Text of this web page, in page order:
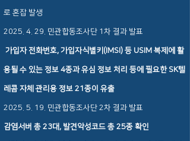
로 혼잡 발생
2025. 4. 29 . 민관합동조사단 1차 결과 발표
가입자 전화번호, 가입자식별키(IMSI) 등 USIM 복제에 활
용될 수 있는 정보 4종과 유심 정보 처리 등에 필요한 SK텔
레콤 자체 관리용 정보 21종이 유출
2025. 5. 19 . 민관합동조사단 2차 결과 발표
감염서버 총 23대, 발견악성코드 총 25종 확인